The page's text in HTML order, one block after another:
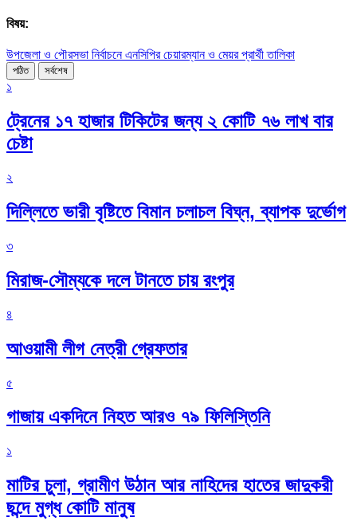
বিষয়:
উপজেলা ও পৌরসভা নির্বাচনে এনসিপির চেয়ারম্যান ও মেয়র প্রার্থী তালিকা
পঠিত সর্বশেষ
১
ট্রেনের ১৭ হাজার টিকিটের জন্য ২ কোটি ৭৬ লাখ বার
চেষ্টা
২
দিল্লিতে ভারী বৃষ্টিতে বিমান চলাচল বিঘ্ন, ব্যাপক দুর্ভোগ
৩
মিরাজ-সৌম্যকে দলে টানতে চায় রংপুর
৪
আওয়ামী লীগ নেত্রী গ্রেফতার
৫
গাজায় একদিনে নিহত আরও ৭৯ ফিলিস্তিনি
১
মাটির চুলা, গ্রামীণ উঠান আর নাহিদের হাতের জাদুকরী
ছন্দে মুগ্ধ কোটি মানুষ